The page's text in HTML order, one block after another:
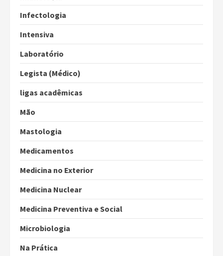
Infectologia
Intensiva
Laboratório
Legista (Médico)
ligas acadêmicas
Mão
Mastologia
Medicamentos
Medicina no Exterior
Medicina Nuclear
Medicina Preventiva e Social
Microbiologia
Na Prática